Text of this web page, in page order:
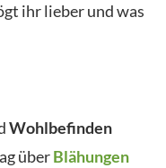
ihr lieber und was
Wohlbefinden
überBlähungen